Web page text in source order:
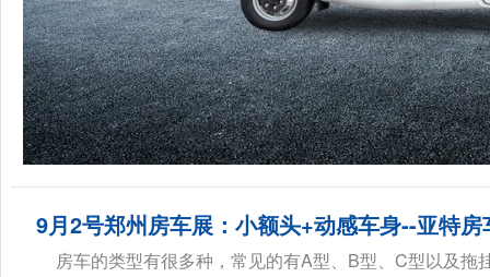
9月2号郑州房车展：小额头+动感车身--亚特
房车的类型有很多种，常见的有A型、B型、C型以及